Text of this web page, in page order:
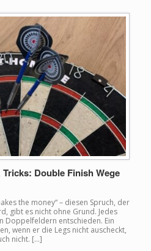
Double Finish Wege
the money“ – diesen Spruch, der
gibt es nicht ohne Grund. Jedes
Doppelfeldern entschieden. Ein
wenn er die Legs nicht auscheckt,
nicht. […]